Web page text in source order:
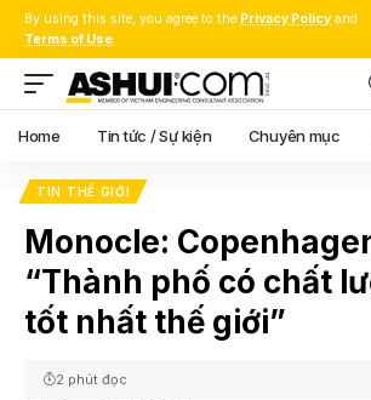
By using this site, you agree to the Privacy Policy and
Terms of Use.
Home Tin tức / Sự kiện Chuyên mục
TIN THẾ GIỚI
Monocle:
“Thành phố có chất
tốt nhất thế giới”
2 phút đọc